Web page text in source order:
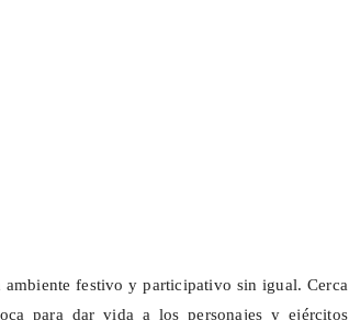
festivo y participativo sin igual. Cerca
para dar vida a los personajes y ejércitos